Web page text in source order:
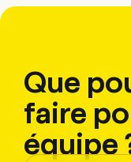
Que
faire
équipe